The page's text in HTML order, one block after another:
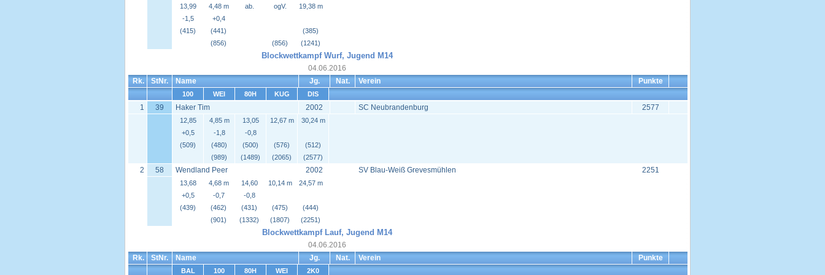
13,99
-1,5
(415)
4,48 m
+0,4
(441)
(856)
ab. ogV.
(856)
19,38 m
(385)
(1241)
Blockwettkampf Wurf, Jugend M14
04.06.2016
Rk.
StNr. Name Jg. Nat. Verein Punkte
100 WEI 80H KUG DIS
1 39 Haker Tim 2002 SC Neubrandenburg 2577
12,85
+0,5
(509)
4,85 m
-1,8
(480)
(989)
13,05
-0,8
(500)
(1489)
12,67 m
(576)
(2065)
30,24 m
(512)
(2577)
2 58 Wendland Peer 2002 SV Blau-Weiß Grevesmühlen 2251
13,68
+0,5
(439)
4,68 m
-0,7
(462)
(901)
14,60
-0,8
(431)
(1332)
10,14 m
(475)
(1807)
24,57 m
(444)
(2251)
Blockwettkampf Lauf, Jugend M14
04.06.2016
Rk.
StNr. Name Jg. Nat. Verein Punkte
BAL 100 80H WEI 2K0